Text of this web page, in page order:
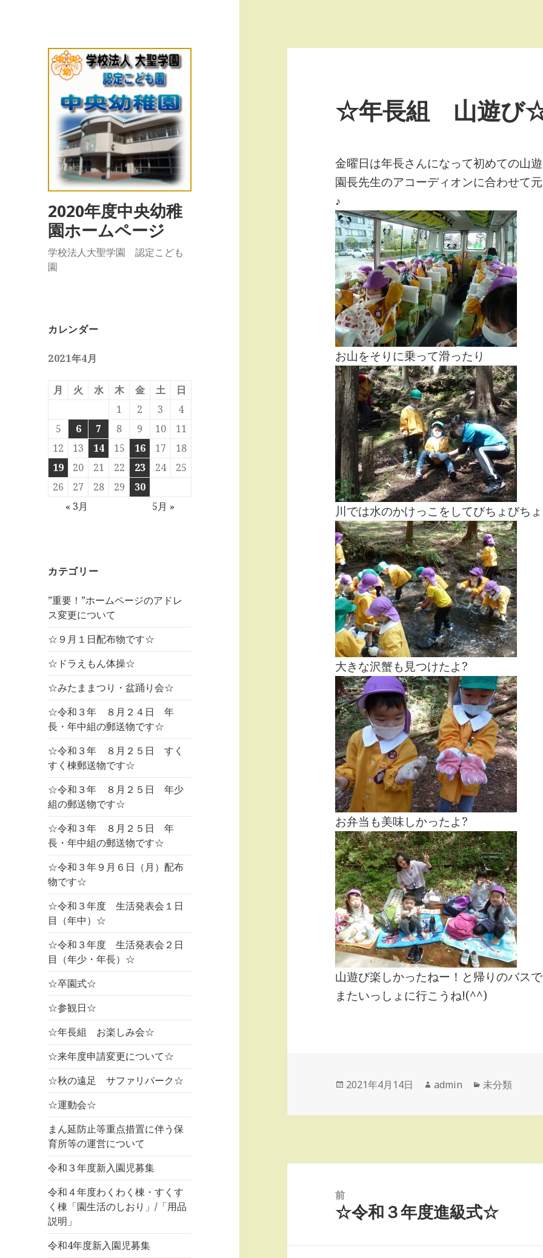
2020年度中央幼稚
園ホームページ
学校法人大聖学園 認定こども
園
カレンダー
2021年4月
月 火 水 木 金 土
日
1
2 3
4
5
6 7 8 9 10
11
12
13 14 15 16 17
18
19
20 21 22 23 24
25
26
27 28 29
30
« 3月
5月 »
カテゴリー
”重要！”ホームページのアドレ
ス変更について
☆９月１日配布物です☆
☆ドラえもん体操☆
☆みたままつり・盆踊り会☆
☆令和３年 ８月２４日 年
長・年中組の郵送物です☆
☆令和３年 ８月２５日 すく
すく棟郵送物です☆
☆令和３年 ８月２５日 年少
組の郵送物です☆
☆令和３年 ８月２５日 年
長・年中組の郵送物です☆
☆令和３年９月６日（月）配布
物です☆
☆令和３年度 生活発表会１日
目（年中）☆
☆令和３年度 生活発表会２日
目（年少・年長）☆
☆卒園式☆
☆参観日☆
☆年長組 お楽しみ会☆
☆来年度申請変更について☆
☆秋の遠足 サファリパーク☆
☆運動会☆
まん延防止等重点措置に伴う保
育所等の運営について
令和３年度新入園児募集
令和４年度わくわく棟・すくす
く棟「園生活のしおり」/「用品
説明」
令和4年度新入園児募集
☆年長組 山遊び
金曜日は年長さんになって初めての山
園長先生のアコーディオンに合わせて
♪
お山をそりに乗って滑ったり
川では水のかけっこをしてびちょびち
大きな沢蟹も見つけたよ?
お弁当も美味しかったよ?
山遊び楽しかったねー！と帰りのバス
またいっしょに行こうね!(^^)
投
日:
2021年4月14日
作
者
admin
カ
ゴ
未分類
前
前
☆令和３年度進級式☆